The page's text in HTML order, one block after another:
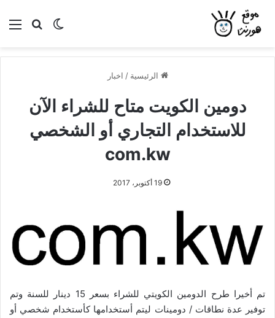
بحثالوضع
الرئيسية / اخبار
دومين الكويت متاح للشراء الآن
للاستخدام التجاري أو الشخصي
com.kw
19 أكتوبر، 2017
تم أخيرا طرح الدومين الكويتي للشراء بسعر 15 دينار للسنة وتم
توفير عدة نطاقات / دومينات ليتم أستخدامها كأستخدام شخصي أو